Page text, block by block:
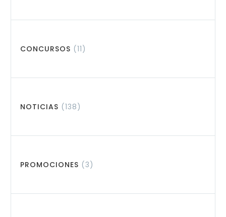
CONCURSOS (11)
NOTICIAS (138)
PROMOCIONES (3)